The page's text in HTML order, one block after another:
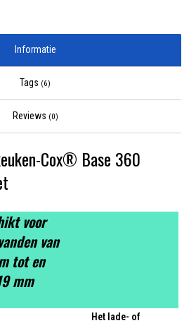
Informatie
Tags (6)
Reviews (0)
Cox® Base 360
voor
van
tot en
mm
Het lade- of